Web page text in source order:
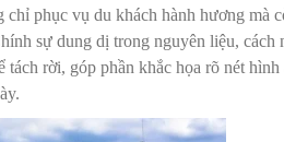
chỉ phục vụ du khách hành hương mà
sự dung dị trong nguyên liệu,
tách rời, góp phần khắc họa rõ nét